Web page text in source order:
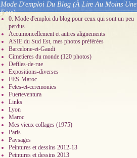
Mode D'emploi Du Blog (À Lire Au Moins Une
Fois)
0. Mode d'emploi du blog pour ceux qui sont un peu
perdus
Accumoncellement et autres alignements
ASIE du Sud Est, mes photos préférées
Barcelone-et-Gaudi
Cimetieres du monde (120 photos)
Defiles-de-rue
Expositions-diverses
FES-Maroc
Fetes-et-ceremonies
Fuerteventura
Links
Lyon
Maroc
Mes vieux collages (1975)
Paris
Paysages
Peintures et dessins 2012-13
Peintures et dessins 2013